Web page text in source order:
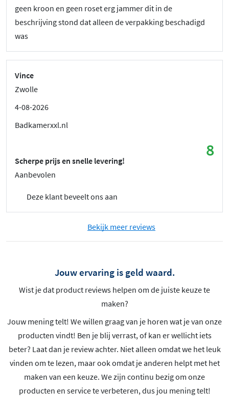
geen kroon en geen roset erg jammer dit in de
beschrijving stond dat alleen de verpakking beschadigd
was
Vince
Zwolle
4-08-2026
Badkamerxxl.nl
8
Scherpe prijs en snelle levering!
Aanbevolen
Deze klant beveelt ons aan
Bekijk meer reviews
Jouw ervaring is geld waard.
Wist je dat product reviews helpen om de juiste keuze te
maken?
Jouw mening telt! We willen graag van je horen wat je van onze
producten vindt! Ben je blij verrast, of kan er wellicht iets
beter? Laat dan je review achter. Niet alleen omdat we het leuk
vinden om te lezen, maar ook omdat je anderen helpt met het
maken van een keuze. We zijn continu bezig om onze
producten en service te verbeteren, dus jou mening telt!